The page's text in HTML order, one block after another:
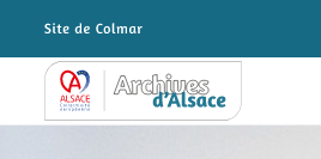
Archives Alsace - Colmar